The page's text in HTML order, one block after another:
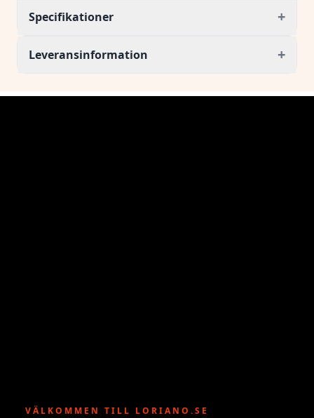
Specifikationer +
Leveransinformation +
VÄLKOMMEN TILL LORIANO.SE